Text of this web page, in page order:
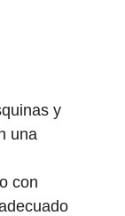
y
una
con